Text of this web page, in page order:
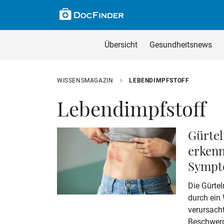
Übersicht Gesundheitsnews
Suche im
Wissensmagazin
WISSENSMAGAZIN LEBENDIMPFSTOFF
Lebendimpfstoff
Die
durch ein